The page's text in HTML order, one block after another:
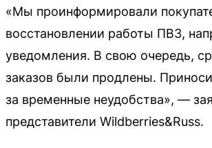
«Мы проинформировали
восстановлении работы ПВЗ,
уведомления. В свою очередь,
заказов были продлены.
за временные неудобства», —
представители Wildberries&Russ.